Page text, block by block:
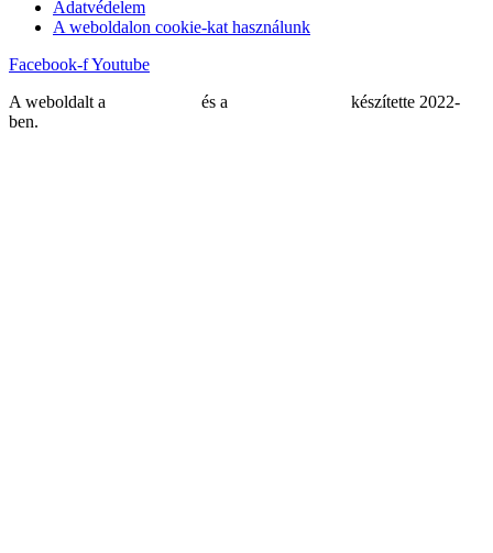
Adatvédelem
A weboldalon cookie-kat használunk
Facebook-fYoutube
A weboldalt a
és a
készítette 2022-
ben.